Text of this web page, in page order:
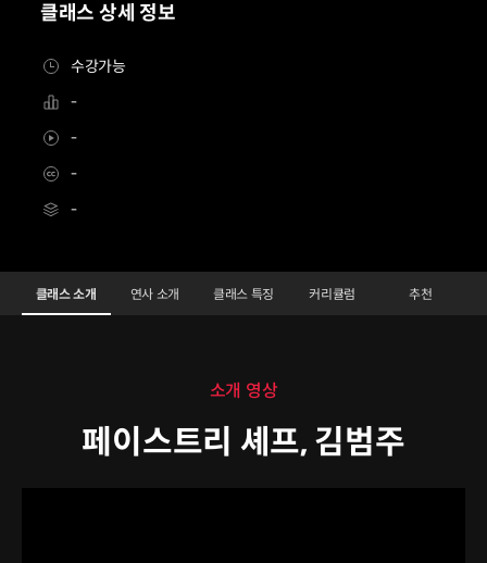
클래스 상세 정보
수강가능
-
-
-
-
[크리스마스100일기간제]페이스트리셰프 김범주Details
Configuration Information Shortcuts
클래스 소개 연사 소개 클래스 특징 커리큘럼 추천
소개 영상
페이스트리 셰프, 김범주